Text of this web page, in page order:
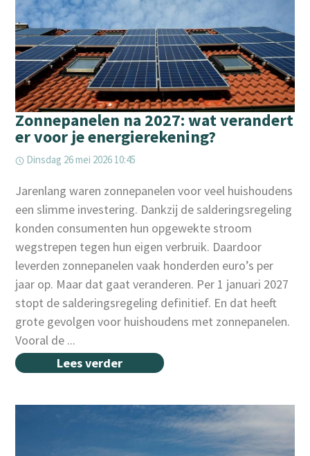
Zonnepanelen na 2027: wat verandert
er voor je energierekening?
Dinsdag 26 mei 2026 10:45
Jarenlang waren zonnepanelen voor veel huishoudens
een slimme investering. Dankzij de salderingsregeling
konden consumenten hun opgewekte stroom
wegstrepen tegen hun eigen verbruik. Daardoor
leverden zonnepanelen vaak honderden euro’s per
jaar op. Maar dat gaat veranderen. Per 1 januari 2027
stopt de salderingsregeling definitief. En dat heeft
grote gevolgen voor huishoudens met zonnepanelen.
Vooral de ...
Lees verder